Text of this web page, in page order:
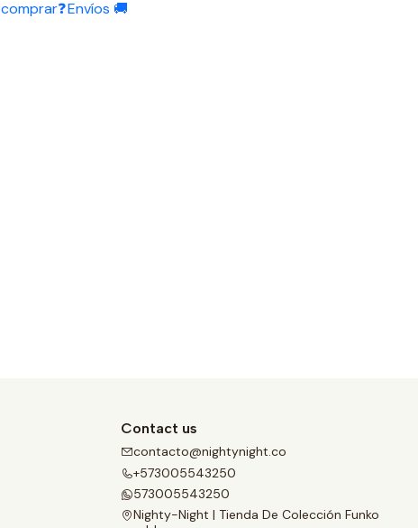
Envíos 🚚
Contact us
contacto@nightynight.co
+573005543250
573005543250
Nighty-Night | Tienda De Colección Funko